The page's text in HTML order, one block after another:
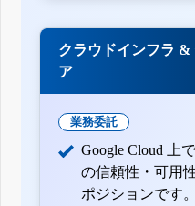
クラウドインフラ &
ア
業務委託
Google Cloud 上
の信頼性・可用
ポジションです。